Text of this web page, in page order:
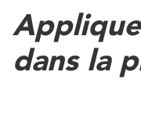
dans la